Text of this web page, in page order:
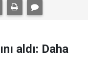
aldı: Daha